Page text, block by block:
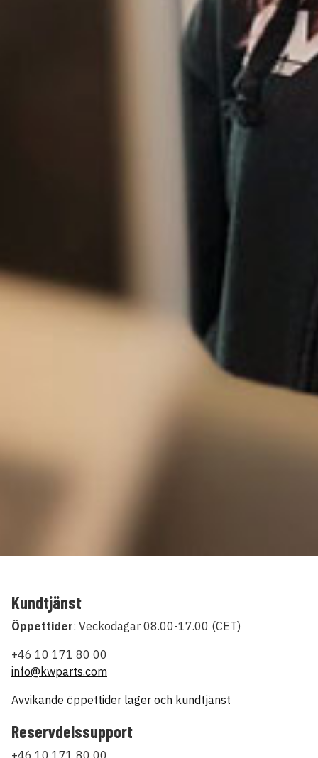
Kundtjänst
Öppettider: Veckodagar 08.00-17.00 (CET)
+46 10 171 80 00
info@kwparts.com
Avvikande öppettider lager och kundtjänst
Reservdelssupport
+46 10 171 80 00